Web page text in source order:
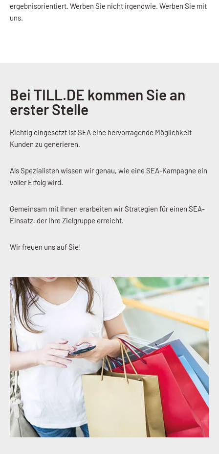
ergebnisorientiert. Werben Sie nicht irgendwie. Werben Sie mit
uns.
Bei TILL.DE kommen Sie an
erster Stelle
Richtig eingesetzt ist SEA eine hervorragende Möglichkeit
Kunden zu generieren.
Als Spezialisten wissen wir genau, wie eine SEA-Kampagne ein
voller Erfolg wird.
Gemeinsam mit Ihnen erarbeiten wir Strategien für einen SEA-
Einsatz, der Ihre Zielgruppe erreicht.
Wir freuen uns auf Sie!